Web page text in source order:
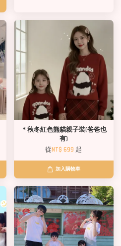
＊秋冬紅色熊貓親子裝(爸爸也
有)
從NT$ 699起
加入購物車